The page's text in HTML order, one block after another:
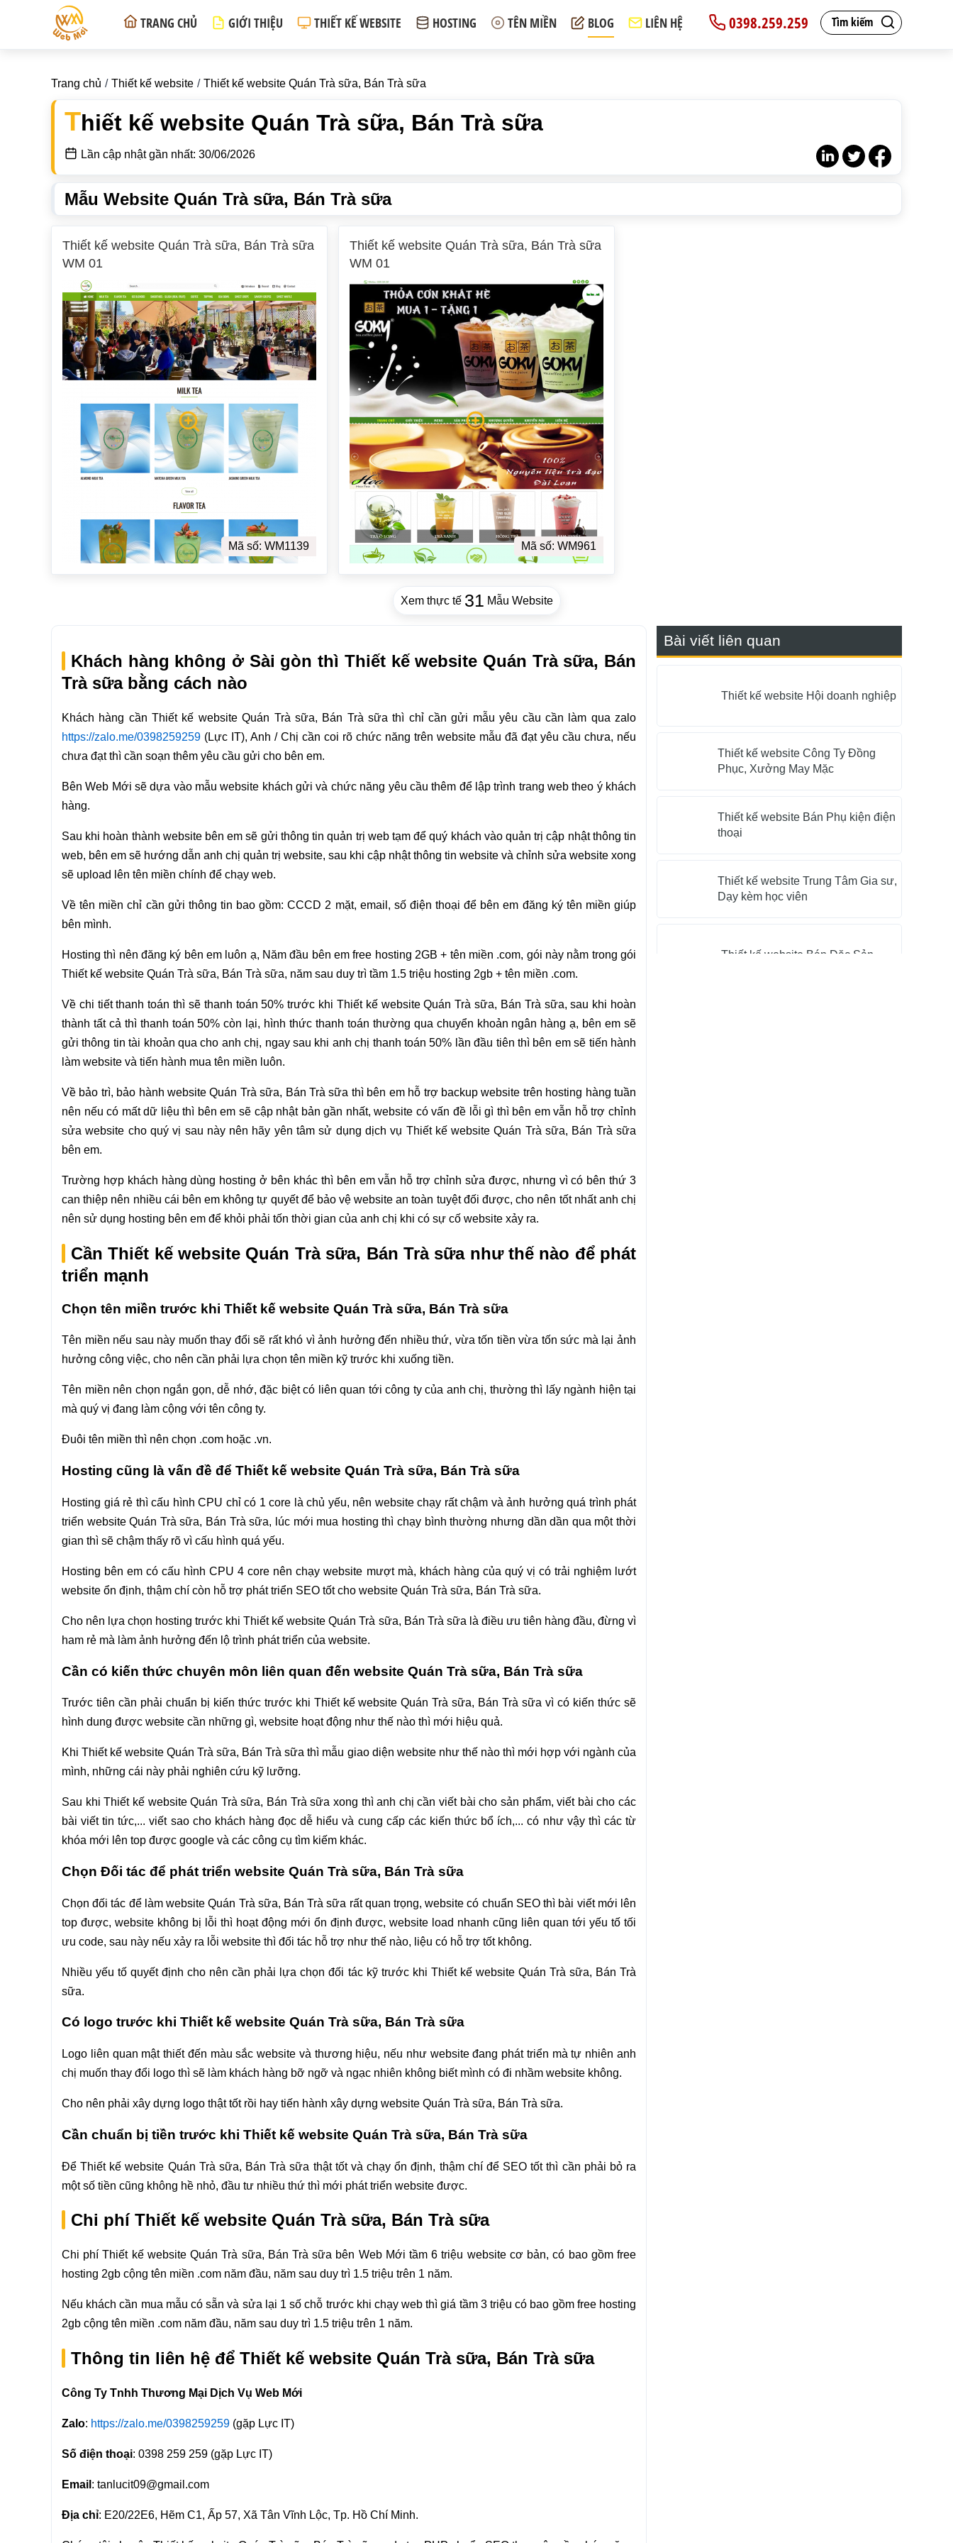
Tìm kiếm
0398.259.259
TRANG CHỦ GIỚI THIỆU THIẾT KẾ WEBSITE HOSTING TÊN MIỀN BLOG LIÊN HỆ
Trang chủ Thiết kế website Thiết kế website Quán Trà sữa, Bán Trà sữa
Thiết kế website Quán Trà sữa, Bán Trà sữa
Lần cập nhật gần nhất: 30/06/2026
Mẫu Website Quán Trà sữa, Bán Trà sữa
Thiết kế website Quán Trà sữa, Bán Trà sữa
WM 01
Mã số: WM1139
Thiết kế website Quán Trà sữa, Bán Trà sữa
WM 01
Mã số: WM961
Xem thực tế 31 Mẫu Website
Khách hàng không ở Sài gòn thì Thiết kế website Quán Trà sữa, Bán
Trà sữa bằng cách nào
Khách hàng cần Thiết kế website Quán Trà sữa, Bán Trà sữa thì chỉ cần gửi mẫu yêu cầu cần làm qua zalo
https://zalo.me/0398259259 (Lực IT), Anh / Chị cần coi rõ chức năng trên website mẫu đã đạt yêu cầu chưa, nếu
chưa đạt thì cần soạn thêm yêu cầu gửi cho bên em.
Bên Web Mới sẽ dựa vào mẫu website khách gửi và chức năng yêu cầu thêm để lập trình trang web theo ý khách
hàng.
Sau khi hoàn thành website bên em sẽ gửi thông tin quản trị web tạm để quý khách vào quản trị cập nhật thông tin
web, bên em sẽ hướng dẫn anh chị quản trị website, sau khi cập nhật thông tin website và chỉnh sửa website xong
sẽ upload lên tên miền chính để chạy web.
Về tên miền chỉ cần gửi thông tin bao gồm: CCCD 2 mặt, email, số điện thoại để bên em đăng ký tên miền giúp
bên mình.
Hosting thì nên đăng ký bên em luôn ạ, Năm đầu bên em free hosting 2GB + tên miền .com, gói này nằm trong gói
Thiết kế website Quán Trà sữa, Bán Trà sữa, năm sau duy trì tầm 1.5 triệu hosting 2gb + tên miền .com.
Về chi tiết thanh toán thì sẽ thanh toán 50% trước khi Thiết kế website Quán Trà sữa, Bán Trà sữa, sau khi hoàn
thành tất cả thì thanh toán 50% còn lại, hình thức thanh toán thường qua chuyển khoản ngân hàng ạ, bên em sẽ
gửi thông tin tài khoản qua cho anh chị, ngay sau khi anh chị thanh toán 50% lần đầu tiên thì bên em sẽ tiến hành
làm website và tiến hành mua tên miền luôn.
Về bảo trì, bảo hành website Quán Trà sữa, Bán Trà sữa thì bên em hỗ trợ backup website trên hosting hàng tuần
nên nếu có mất dữ liệu thì bên em sẽ cập nhật bản gần nhất, website có vấn đề lỗi gì thì bên em vẫn hỗ trợ chỉnh
sửa website cho quý vị sau này nên hãy yên tâm sử dụng dịch vụ Thiết kế website Quán Trà sữa, Bán Trà sữa
bên em.
Trường hợp khách hàng dùng hosting ở bên khác thì bên em vẫn hỗ trợ chỉnh sửa được, nhưng vì có bên thứ 3
can thiệp nên nhiều cái bên em không tự quyết để bảo vệ website an toàn tuyệt đối được, cho nên tốt nhất anh chị
nên sử dụng hosting bên em để khỏi phải tốn thời gian của anh chị khi có sự cố website xảy ra.
Cần Thiết kế website Quán Trà sữa, Bán Trà sữa như thế nào để phát
triển mạnh
Chọn tên miền trước khi Thiết kế website Quán Trà sữa, Bán Trà sữa
Tên miền nếu sau này muốn thay đổi sẽ rất khó vì ảnh hưởng đến nhiều thứ, vừa tốn tiền vừa tốn sức mà lại ảnh
hưởng công việc, cho nên cần phải lựa chọn tên miền kỹ trước khi xuống tiền.
Tên miền nên chọn ngắn gọn, dễ nhớ, đặc biệt có liên quan tới công ty của anh chị, thường thì lấy ngành hiện tại
mà quý vị đang làm cộng với tên công ty.
Đuôi tên miền thì nên chọn .com hoặc .vn.
Hosting cũng là vấn đề để Thiết kế website Quán Trà sữa, Bán Trà sữa
Hosting giá rẻ thì cấu hình CPU chỉ có 1 core là chủ yếu, nên website chạy rất chậm và ảnh hưởng quá trình phát
triển website Quán Trà sữa, Bán Trà sữa, lúc mới mua hosting thì chạy bình thường nhưng dần dần qua một thời
gian thì sẽ chậm thấy rõ vì cấu hình quá yếu.
Hosting bên em có cấu hình CPU 4 core nên chạy website mượt mà, khách hàng của quý vị có trải nghiệm lướt
website ổn định, thậm chí còn hỗ trợ phát triển SEO tốt cho website Quán Trà sữa, Bán Trà sữa.
Cho nên lựa chọn hosting trước khi Thiết kế website Quán Trà sữa, Bán Trà sữa là điều ưu tiên hàng đầu, đừng vì
ham rẻ mà làm ảnh hưởng đến lộ trình phát triển của website.
Cần có kiến thức chuyên môn liên quan đến website Quán Trà sữa, Bán Trà sữa
Trước tiên cần phải chuẩn bị kiến thức trước khi Thiết kế website Quán Trà sữa, Bán Trà sữa vì có kiến thức sẽ
hình dung được website cần những gì, website hoạt động như thế nào thì mới hiệu quả.
Khi Thiết kế website Quán Trà sữa, Bán Trà sữa thì mẫu giao diện website như thế nào thì mới hợp với ngành của
mình, những cái này phải nghiên cứu kỹ lưỡng.
Sau khi Thiết kế website Quán Trà sữa, Bán Trà sữa xong thì anh chị cần viết bài cho sản phẩm, viết bài cho các
bài viết tin tức,... viết sao cho khách hàng đọc dễ hiểu và cung cấp các kiến thức bổ ích,... có như vậy thì các từ
khóa mới lên top được google và các công cụ tìm kiếm khác.
Chọn Đối tác để phát triển website Quán Trà sữa, Bán Trà sữa
Chọn đối tác để làm website Quán Trà sữa, Bán Trà sữa rất quan trọng, website có chuẩn SEO thì bài viết mới lên
top được, website không bị lỗi thì hoạt động mới ổn định được, website load nhanh cũng liên quan tới yếu tố tối
ưu code, sau này nếu xảy ra lỗi website thì đối tác hỗ trợ như thế nào, liệu có hỗ trợ tốt không.
Nhiều yếu tố quyết định cho nên cần phải lựa chọn đối tác kỹ trước khi Thiết kế website Quán Trà sữa, Bán Trà
sữa.
Có logo trước khi Thiết kế website Quán Trà sữa, Bán Trà sữa
Logo liên quan mật thiết đến màu sắc website và thương hiệu, nếu như website đang phát triển mà tự nhiên anh
chị muốn thay đổi logo thì sẽ làm khách hàng bỡ ngỡ và ngạc nhiên không biết mình có đi nhầm website không.
Cho nên phải xây dựng logo thật tốt rồi hay tiến hành xây dựng website Quán Trà sữa, Bán Trà sữa.
Cần chuẩn bị tiền trước khi Thiết kế website Quán Trà sữa, Bán Trà sữa
Để Thiết kế website Quán Trà sữa, Bán Trà sữa thật tốt và chạy ổn định, thậm chí để SEO tốt thì cần phải bỏ ra
một số tiền cũng không hề nhỏ, đầu tư nhiều thứ thì mới phát triển website được.
Chi phí Thiết kế website Quán Trà sữa, Bán Trà sữa
Chi phí Thiết kế website Quán Trà sữa, Bán Trà sữa bên Web Mới tầm 6 triệu website cơ bản, có bao gồm free
hosting 2gb cộng tên miền .com năm đầu, năm sau duy trì 1.5 triệu trên 1 năm.
Nếu khách cần mua mẫu có sẵn và sửa lại 1 số chỗ trước khi chạy web thì giá tầm 3 triệu có bao gồm free hosting
2gb cộng tên miền .com năm đầu, năm sau duy trì 1.5 triệu trên 1 năm.
Thông tin liên hệ để Thiết kế website Quán Trà sữa, Bán Trà sữa
Công Ty Tnhh Thương Mại Dịch Vụ Web Mới
Zalo: https://zalo.me/0398259259 (gặp Lực IT)
Số điện thoại: 0398 259 259 (gặp Lực IT)
Email : tanlucit09@gmail.com
Địa chỉ: E20/22E6, Hẽm C1, Ấp 57, Xã Tân Vĩnh Lộc, Tp. Hồ Chí Minh.
Bài viết liên quan
Thiết kế website Hội doanh nghiệp
Thiết kế website Công Ty Đồng
Phục, Xưởng May Mặc
Thiết kế website Bán Phụ kiện điện
thoại
Thiết kế website Trung Tâm Gia sư,
Dạy kèm học viên
Thiết kế website Bán Đặc Sản